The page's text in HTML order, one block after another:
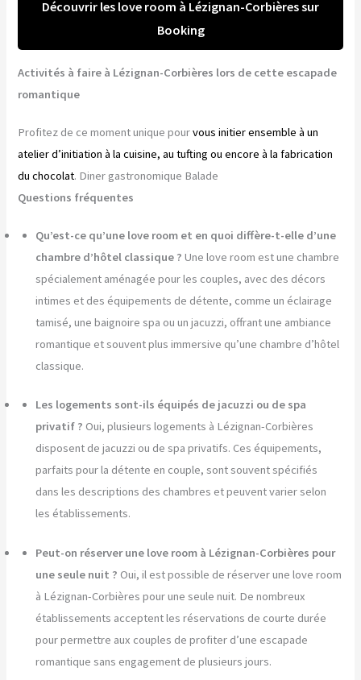
Découvrir les love room à Lézignan-Corbières sur
Booking
Activités à faire à Lézignan-Corbières lors de cette escapade
romantique
Profitez de ce moment unique pourvous initier ensemble à un
atelier d’initiation à la cuisine, au tufting ou encore à la fabrication
du chocolat. Diner gastronomique Balade
Questions fréquentes
Qu’est-ce qu’une love room et en quoi diffère-t-elle d’une
chambre d’hôtel classique ? Une love room est une chambre
spécialement aménagée pour les couples, avec des décors
intimes et des équipements de détente, comme un éclairage
tamisé, une baignoire spa ou un jacuzzi, offrant une ambiance
romantique et souvent plus immersive qu’une chambre d’hôtel
classique.
Les logements sont-ils équipés de jacuzzi ou de spa
privatif ? Oui, plusieurs logements à Lézignan-Corbières
disposent de jacuzzi ou de spa privatifs. Ces équipements,
parfaits pour la détente en couple, sont souvent spécifiés
dans les descriptions des chambres et peuvent varier selon
les établissements.
Peut-on réserver une love room à Lézignan-Corbières pour
une seule nuit ? Oui, il est possible de réserver une love room
à Lézignan-Corbières pour une seule nuit. De nombreux
établissements acceptent les réservations de courte durée
pour permettre aux couples de profiter d’une escapade
romantique sans engagement de plusieurs jours.